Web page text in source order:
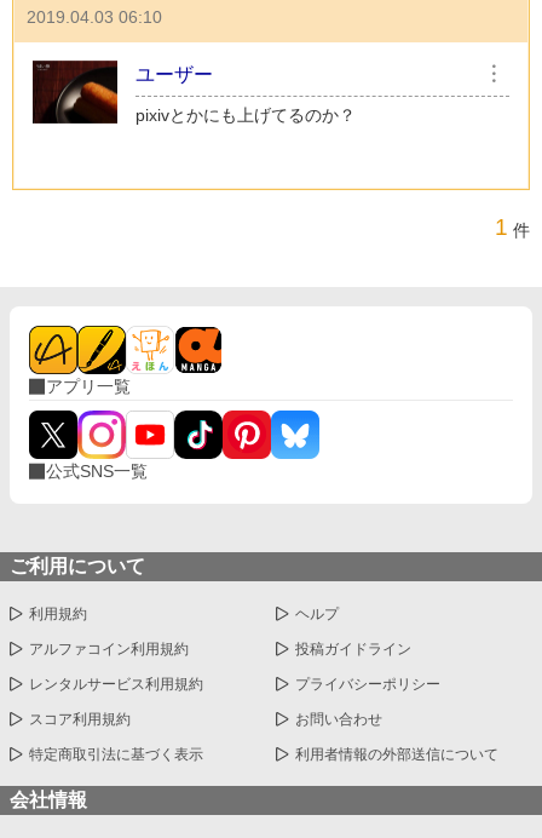
2019.04.03 06:10
ユーザー ︙
pixivとかにも上げてるのか？
1 件
アプリ一覧
公式SNS一覧
ご利用について
利用規約 ヘルプ
アルファコイン利用規約 投稿ガイドライン
レンタルサービス利用規約 プライバシーポリシー
スコア利用規約 お問い合わせ
特定商取引法に基づく表示 利用者情報の外部送信について
会社情報